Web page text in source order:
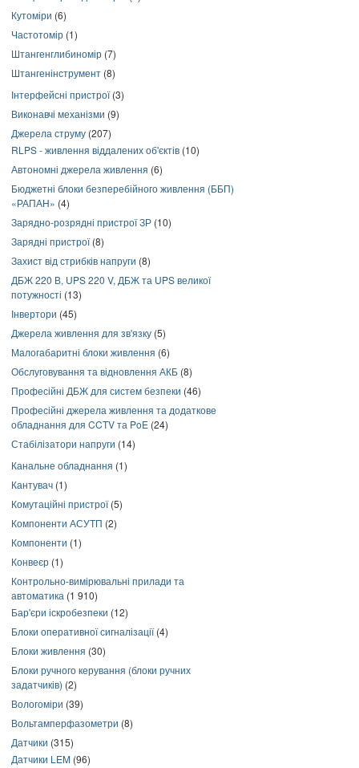
Кутоміри (6)
Частотомір (1)
Штангенглибиномір (7)
Штангенінструмент (8)
Інтерфейсні пристрої(3)
Виконавчі механізми (9)
Джерела струму (207)
RLPS - живлення віддалених об'єктів (10)
Автономні джерела живлення (6)
Бюджетні блоки безперебійного живлення (ББП)
«РАПАН» (4)
Зарядно-розрядні пристрої ЗР (10)
Зарядні пристрої(8)
Захист від стрибків напруги (8)
ДБЖ 220 В, UPS 220 V, ДБЖ та UPS великої
потужності (13)
Інвертори (45)
Джерела живлення для зв'язку (5)
Малогабаритні блоки живлення (6)
Обслуговування та відновлення АКБ (8)
Професійні ДБЖ для систем безпеки (46)
Професійні джерела живлення та додаткове
обладнання для CCTV та PoE (24)
Стабілізатори напруги (14)
Канальне обладнання (1)
Кантувач (1)
Комутаційні пристрої(5)
Компоненти АСУТП (2)
Компоненти (1)
Конвеєр (1)
Контрольно-вимірювальні прилади та
автоматика (1 910)
Бар'єри іскробезпеки (12)
Блоки оперативної сигналізації(4)
Блоки живлення (30)
Блоки ручного керування (блоки ручних
задатчиків) (2)
Вологоміри (39)
Вольтамперфазометри (8)
Датчики (315)
Датчики LEM (96)